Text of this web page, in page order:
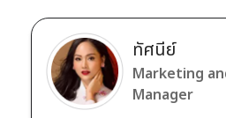
ทัศนีย์
Marketing
Manager